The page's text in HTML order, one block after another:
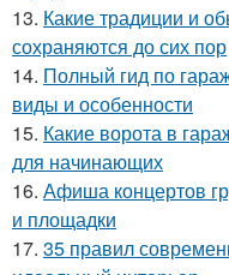
13. Какие традиции и
сохраняются до сих пор
14. Полный гид по
виды и особенности
15. Какие ворота в
для начинающих
16. Афиша концертов
и площадки
17. 35 правил